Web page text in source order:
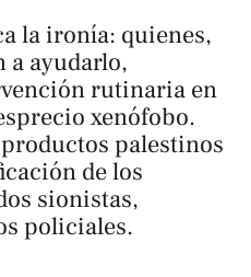
la ironía: quienes,
a ayudarlo,
rutinaria en
xenófobo.
palestinos
de los
sionistas,
policiales.